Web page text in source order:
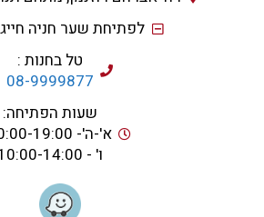
לפתיחת שער חניה
טל בחנות :
08-9999877
שעות הפתיחה:
א'-ה'- 10:00-19:00
ו' - 10:00-14:00